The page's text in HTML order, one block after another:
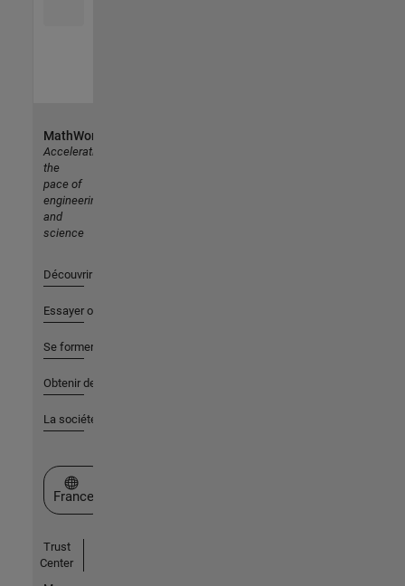
MathWorks
Accelerating
the
pace of
engineering
and
science
Découvrir les produits
Essayer ou acheter
Se former
Obtenir de l'aide
La société
Sélectionner un site web
France
Trust
Center